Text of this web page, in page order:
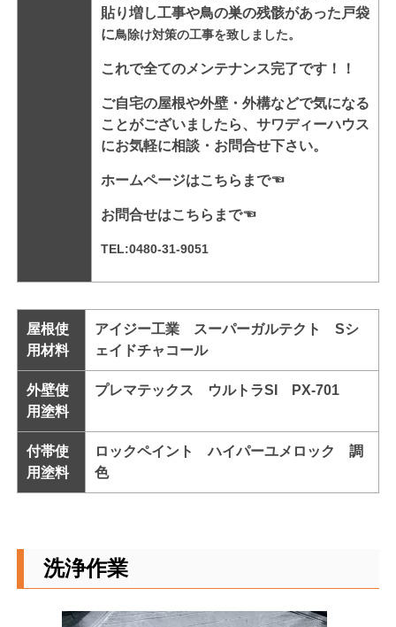
貼り増し工事や鳥の巣の残骸があった戸袋
に鳥除け対策の工事を致しました。
これで全てのメンテナンス完了です！！
ご自宅の屋根や外壁・外構などで気になる
ことがございましたら、サワディーハウス
にお気軽に相談・お問合せ下さい。
ホームページはこちらまで☜
お問合せはこちらまで☜
TEL:0480-31-9051
屋根使
用材料
アイジー工業 スーパーガルテクト Sシ
ェイドチャコール
外壁使
用塗料
プレマテックス ウルトラSI PX-701
付帯使
用塗料
ロックペイント ハイパーユメロック 調
色
洗浄作業